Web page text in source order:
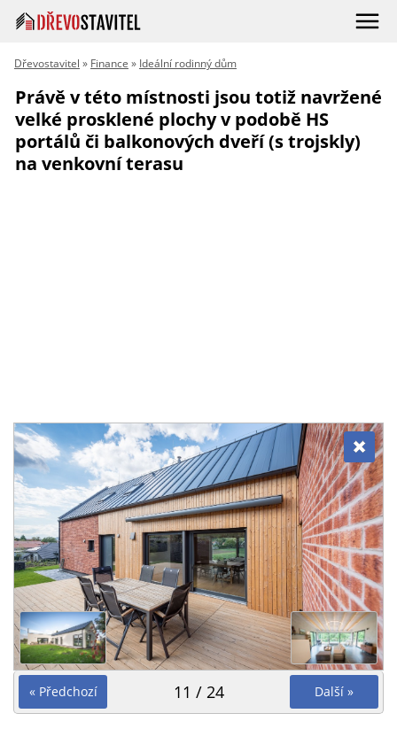
Dřevostavitel » Finance » Ideální rodinný dům
Právě v této místnosti jsou totiž navržené
velké prosklené plochy v podobě HS
portálů či balkonových dveří (s trojskly)
na venkovní terasu
« Předchozí Další »
11 / 24